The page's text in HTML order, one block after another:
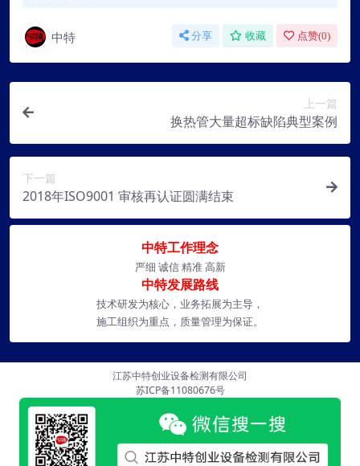
中特 分享 收藏 点赞(0)
上一篇
换热管大量超标缺陷典型案例
下一篇
2018年ISO9001 审核再认证圆满结束
中特工作理念
严细 诚信 精准 高新
中特发展路线
技术研发为核心，业务拓展为主导，
施工组织为重点，质量管理为保证。
江苏中特创业设备检测有限公司
苏ICP备11080676号